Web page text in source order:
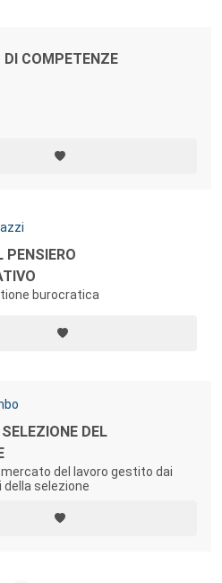
DI COMPETENZE
PENSIERO
burocratica
DEL
mercato del lavoro gestito dai
selezione